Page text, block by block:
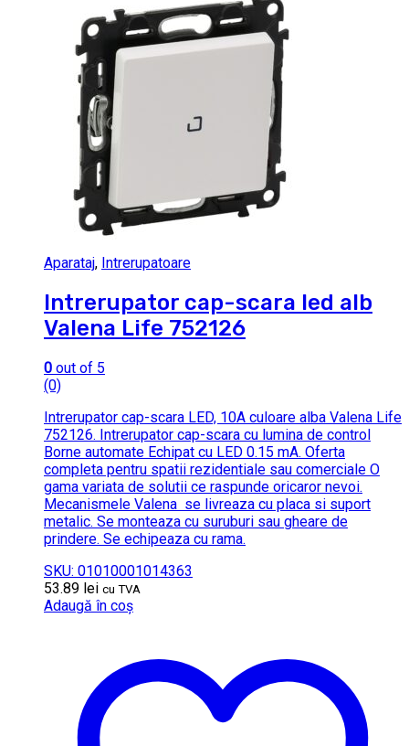
Aparataj, Intrerupatoare
Intrerupator cap-scara led alb
Valena Life 752126
0 out of 5
(0)
Intrerupator cap-scara LED, 10A culoare alba Valena Life
752126. Intrerupator cap-scara cu lumina de control
Borne automate Echipat cu LED 0.15 mA. Oferta
completa pentru spatii rezidentiale sau comerciale O
gama variata de solutii ce raspunde oricaror nevoi.
Mecanismele Valena se livreaza cu placa si suport
metalic. Se monteaza cu suruburi sau gheare de
prindere. Se echipeaza cu rama.
SKU: 01010001014363
53.89 lei cu TVA
Adaugă în coș